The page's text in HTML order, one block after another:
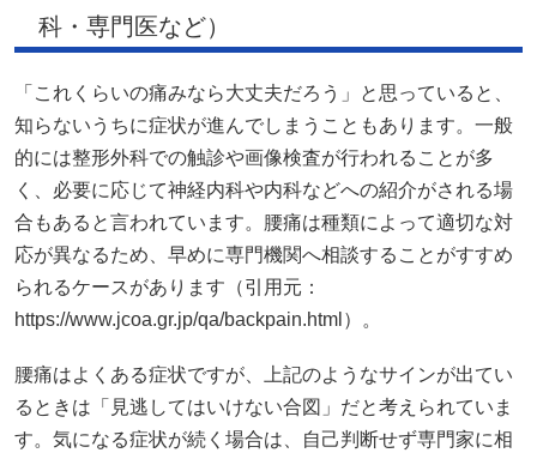
科・専門医など）
「これくらいの痛みなら大丈夫だろう」と思っていると、
知らないうちに症状が進んでしまうこともあります。一般
的には整形外科での触診や画像検査が行われることが多
く、必要に応じて神経内科や内科などへの紹介がされる場
合もあると言われています。腰痛は種類によって適切な対
応が異なるため、早めに専門機関へ相談することがすすめ
られるケースがあります（引用元：
https://www.jcoa.gr.jp/qa/backpain.html）。
腰痛はよくある症状ですが、上記のようなサインが出てい
るときは「見逃してはいけない合図」だと考えられていま
す。気になる症状が続く場合は、自己判断せず専門家に相